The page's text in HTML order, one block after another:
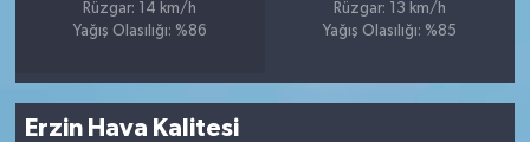
Rüzgar: 14 km/h
Yağış Olasılığı: %86
Rüzgar: 13 km/h
Yağış Olasılığı: %85
Erzin Hava Kalitesi